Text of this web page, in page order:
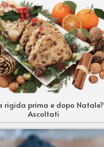
rigida prima e dopo Natale?
Ascoltati